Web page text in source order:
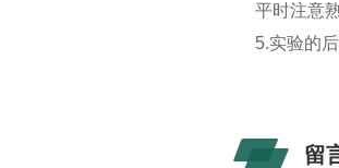
平时注意
5.实验的
留